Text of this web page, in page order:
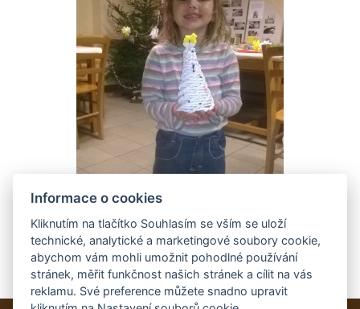
Informace o cookies
Kliknutím na tlačítko Souhlasím se vším se uloží
technické, analytické a marketingové soubory cookie,
abychom vám mohli umožnit pohodlné používání
stránek, měřit funkčnost našich stránek a cílit na vás
reklamu. Své preference můžete snadno upravit